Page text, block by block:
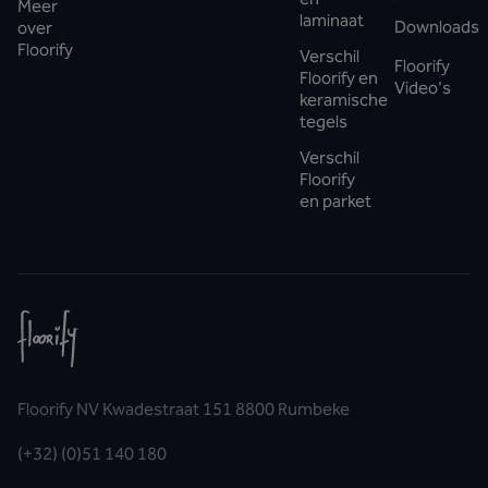
Meer
over
Floorify
laminaat
Verschil
Floorify en
keramische
tegels
Verschil
Floorify
en parket
Downloads
Floorify
Video's
Floorify NV Kwadestraat 151 8800 Rumbeke
(+32) (0)51 140 180